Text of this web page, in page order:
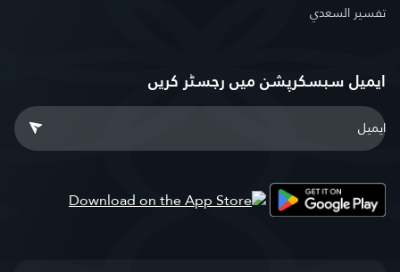
تفسير السعدي
ایمیل سبسکرپشن میں رجسٹر کریں